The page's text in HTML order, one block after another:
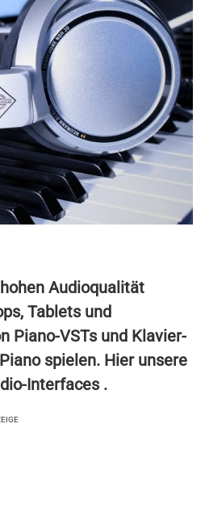
Audioqualität
Tablets und
Piano-VSTs und Klavier-
spielen. Hier unsere
Interfaces .